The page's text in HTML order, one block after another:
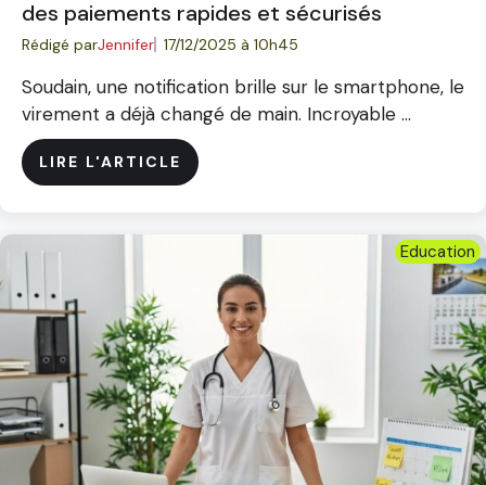
des paiements rapides et sécurisés
Rédigé parJennifer 17/12/2025 à 10h45
Soudain, une notification brille sur le smartphone, le
virement a déjà changé de main. Incroyable ...
LIRE L'ARTICLE
Education